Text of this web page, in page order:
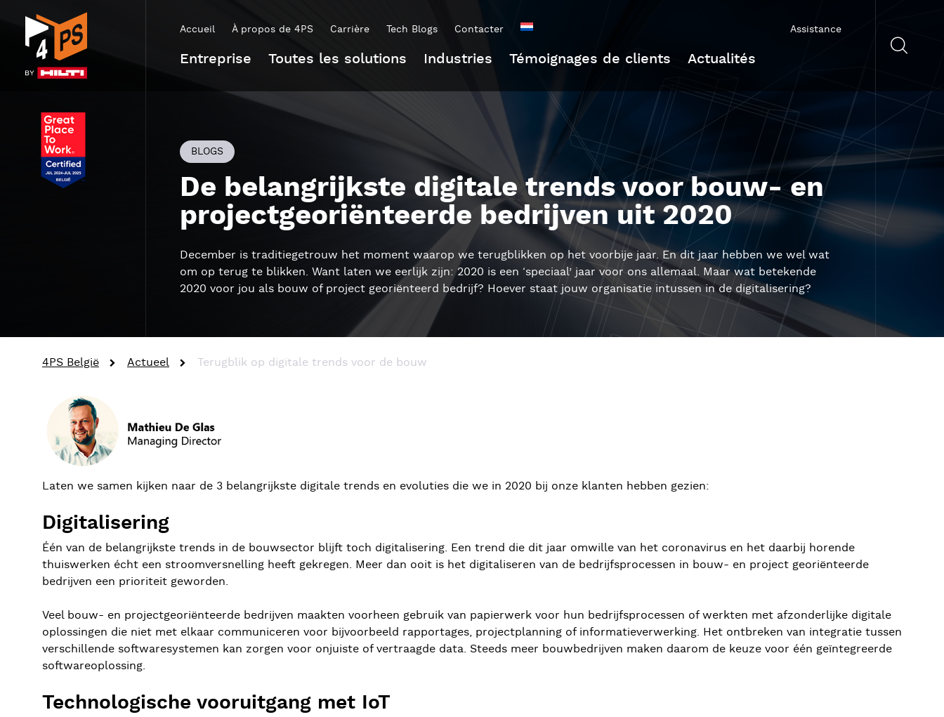
Accueil À propos de 4PS Carrière Tech Blogs Contacter
Entreprise Toutes les solutions Industries Témoignages de clients Actualités
Assistance
BLOGS
De belangrijkste digitale trends voor bouw- en
projectgeoriënteerde bedrijven uit 2020
December is traditiegetrouw het moment waarop we terugblikken op het voorbije jaar. En dit jaar hebben we wel wat
om op terug te blikken. Want laten we eerlijk zijn: 2020 is een ‘speciaal’ jaar voor ons allemaal. Maar wat betekende
2020 voor jou als bouw of project georiënteerd bedrijf? Hoever staat jouw organisatie intussen in de digitalisering?
4PS België Actueel Terugblik op digitale trends voor de bouw
Laten we samen kijken naar de 3 belangrijkste digitale trends en evoluties die we in 2020 bij onze klanten hebben gezien:
Digitalisering
Één van de belangrijkste trends in de bouwsector blijft toch digitalisering. Een trend die dit jaar omwille van het coronavirus en het daarbij horende
thuiswerken écht een stroomversnelling heeft gekregen. Meer dan ooit is het digitaliseren van de bedrijfsprocessen in bouw- en project georiënteerde
bedrijven een prioriteit geworden.
Veel bouw- en projectgeoriënteerde bedrijven maakten voorheen gebruik van papierwerk voor hun bedrijfsprocessen of werkten met afzonderlijke digitale
oplossingen die niet met elkaar communiceren voor bijvoorbeeld rapportages, projectplanning of informatieverwerking. Het ontbreken van integratie tussen
verschillende softwaresystemen kan zorgen voor onjuiste of vertraagde data. Steeds meer bouwbedrijven maken daarom de keuze voor één geïntegreerde
softwareoplossing.
Technologische vooruitgang met IoT